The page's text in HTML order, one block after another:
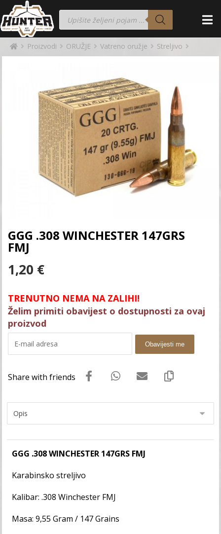
Proizvodi ORUŽJE Vatreno oružje Streljivo
GGG .308 WINCHESTER 147GRS
FMJ
1,20 €
TRENUTNO NEMA NA ZALIHI!
Želim primiti obavijest o dostupnosti za ovaj
proizvod
Obavijesti me
GGG .308 WINCHESTER 147GRS FMJ
Karabinsko streljivo
Kalibar: .308 Winchester FMJ
Masa: 9,55 Gram / 147 Grains